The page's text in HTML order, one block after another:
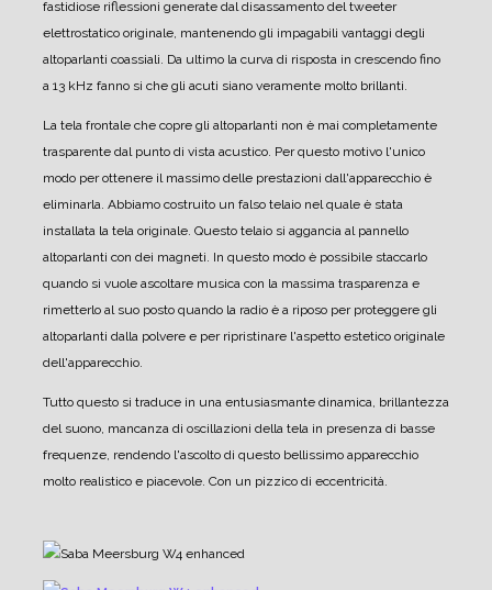
fastidiose riflessioni generate dal disassamento del tweeter
elettrostatico originale, mantenendo gli impagabili vantaggi degli
altoparlanti coassiali. Da ultimo la curva di risposta in crescendo fino
a 13 kHz fanno si che gli acuti siano veramente molto brillanti.
La tela frontale che copre gli altoparlanti non è mai completamente
trasparente dal punto di vista acustico. Per questo motivo l'unico
modo per ottenere il massimo delle prestazioni dall'apparecchio è
eliminarla. Abbiamo costruito un falso telaio nel quale è stata
installata la tela originale. Questo telaio si aggancia al pannello
altoparlanti con dei magneti. In questo modo è possibile staccarlo
quando si vuole ascoltare musica con la massima trasparenza e
rimetterlo al suo posto quando la radio è a riposo per proteggere gli
altoparlanti dalla polvere e per ripristinare l'aspetto estetico originale
dell'apparecchio.
Tutto questo si traduce in una entusiasmante dinamica, brillantezza
del suono, mancanza di oscillazioni della tela in presenza di basse
frequenze, rendendo l'ascolto di questo bellissimo apparecchio
molto realistico e piacevole. Con un pizzico di eccentricità.